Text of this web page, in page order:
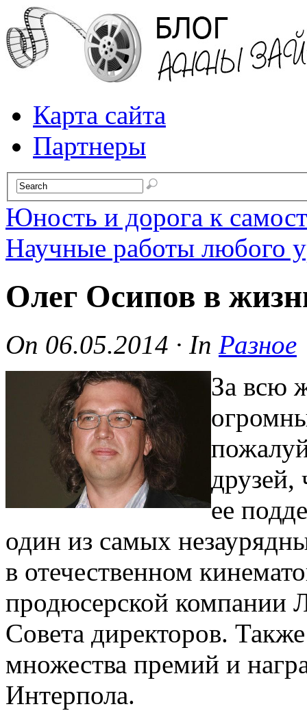
Карта сайта
Партнеры
Юность и дорога к
Научные работы любого
Олег Осипов в
On 06.05.2014 · In Разное
За всю
друзей,
ее
один из самых
в отечественном
продюсерской компании
Совета директоров.
множества премий и
Интерпола.